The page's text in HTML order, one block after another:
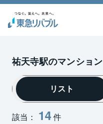
祐天寺駅のマンション
該当： 14件
リスト